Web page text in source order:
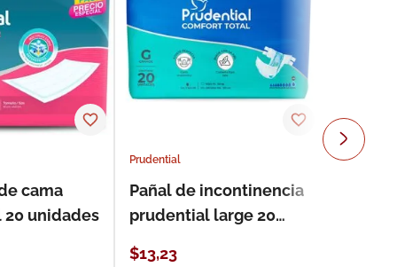
cama
unidades
Prudential
Pañal de incontinencia
prudential large 20
$13,23